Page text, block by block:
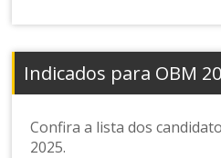
Indicados para OBM
Confira a lista dos
2025.